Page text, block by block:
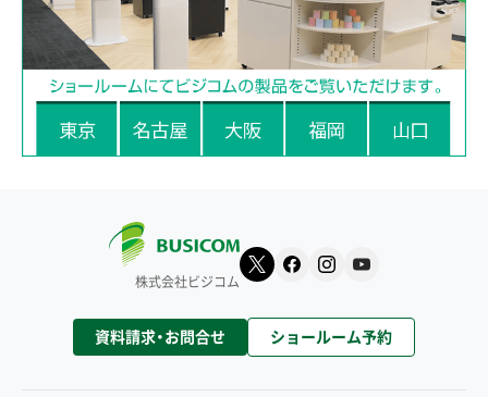
株式会社ビジコム
資料請求・お問合せ ショールーム予約